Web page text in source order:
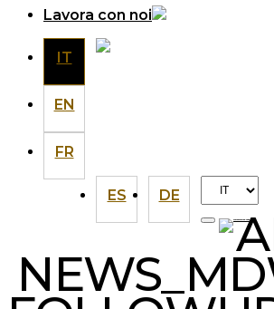
Lavora con noi
IT
EN
FR
ES DE
Scegli
una
lingua